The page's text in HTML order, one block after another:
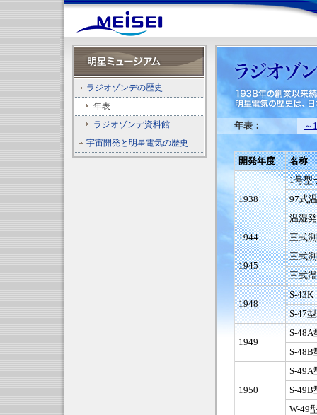
年表： ～
開発年度 名称
1938
1号型
97式
温湿
1944
三式
1945
三式
三式
1948
S-43K
S-47
1949
S-48A
S-48B
1950
S-49A
S-49B
W-49
ラジオゾンデの歴史
年表
ラジオゾンデ資料館
宇宙開発と明星電気の歴史